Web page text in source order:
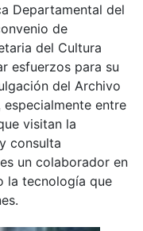
Departamental del
de
del Cultura
esfuerzos para su
del Archivo
entre
visitan la
consulta
un colaborador en
la tecnología que